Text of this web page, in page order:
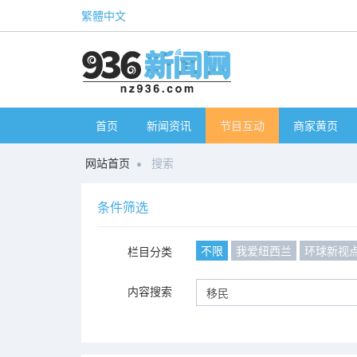
繁體中文
首页 新闻资讯 节目互动 商家黄页
网站首页 搜索
条件筛选
栏目分类 不限 我爱纽西兰 环球新视
内容搜索